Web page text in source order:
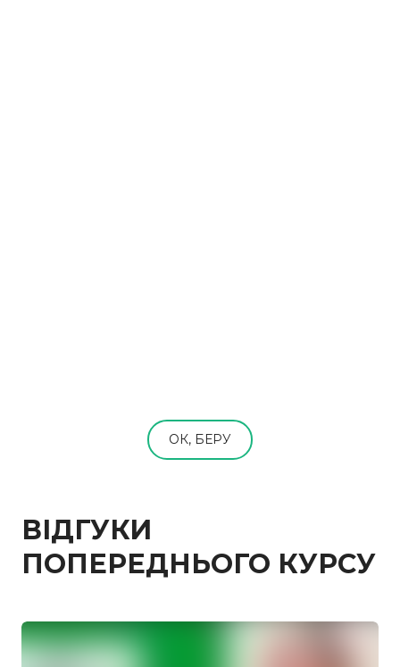
ОК, БЕРУ
ВІДГУКИ
ПОПЕРЕДНЬОГО КУРСУ